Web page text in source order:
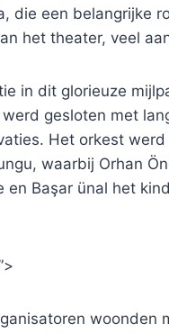
die een belangrijke
het theater, veel
in dit glorieuze
gesloten met
Het orkest
waarbij Orhan
en Başar ünal het
woonden